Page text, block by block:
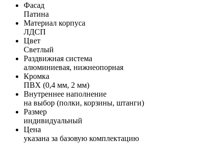
Фасад
Патина
Материал корпуса
ЛДСП
Цвет
Светлый
Раздвижная система
алюминиевая, нижнеопорная
Кромка
ПВХ (0,4 мм, 2 мм)
Внутреннее наполнение
на выбор (полки, корзины, штанги)
Размер
индивидуальный
Цена
указана за базовую комплектацию